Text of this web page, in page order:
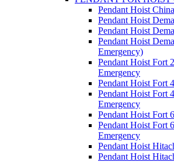
Pendant Hoist China
Pendant Hoist
Pendant Hoist
Pendant Hoist
Emergency)
Pendant Hoist Fort
Emergency
Pendant Hoist Fort
Pendant Hoist Fort
Emergency
Pendant Hoist Fort
Pendant Hoist Fort
Emergency
Pendant Hoist
Pendant Hoist